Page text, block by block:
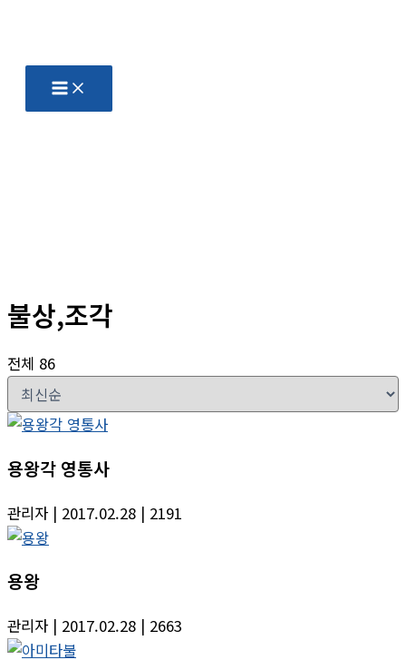
불상,조각
전체 86
용왕각 영통사
관리자 | 2017.02.28 | 2191
용왕
관리자 | 2017.02.28 | 2663